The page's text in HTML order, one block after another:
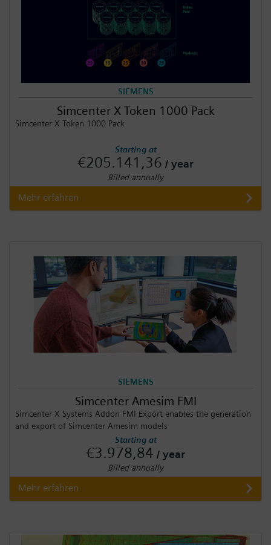
SIEMENS
Simcenter X Token 1000 Pack
Simcenter X Token 1000 Pack
Starting at
€205.141,36 / year
Billed annually
Mehr erfahren
SIEMENS
Simcenter Amesim FMI
Simcenter X Systems Addon FMI Export enables the generation
and export of Simcenter Amesim models
Starting at
€3.978,84 / year
Billed annually
Mehr erfahren